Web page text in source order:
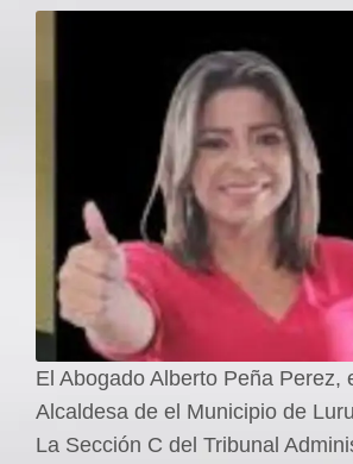
Internacional
Instagram
Registro ISSN: 2711-3299
El Abogado Alberto Peña
Alcaldesa de el Municipio de
La Sección C del Tribunal